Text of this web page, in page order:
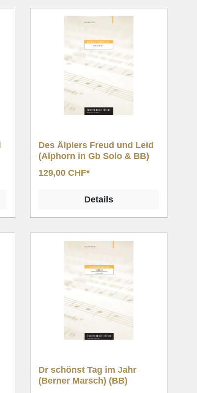
Des Älplers Freud und Leid
(Alphorn in Gb Solo & BB)
129,00 CHF*
Details
Dr schönst Tag im Jahr
(Berner Marsch) (BB)